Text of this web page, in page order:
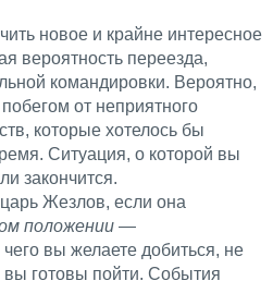
новое и крайне интересное
вероятность переезда,
командировки. Вероятно,
от неприятного
которые хотелось бы
Ситуация, о которой вы
закончится.
Жезлов, если она
положении —
вы желаете добиться, не
вы готовы пойти. События